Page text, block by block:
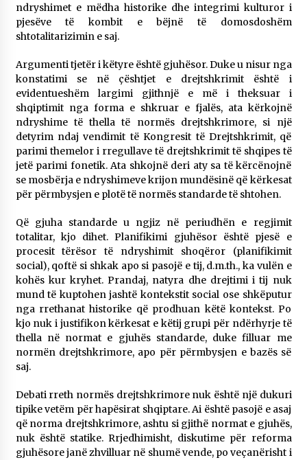
ndryshimet e mëdha historike dhe integrimi kulturor i
pjesëve të kombit e bëjnë të domosdoshëm
shtotalitarizimin e saj.
Argumenti tjetër i këtyre është gjuhësor. Duke u nisur nga
konstatimi se në çështjet e drejtshkrimit është i
evidentueshëm largimi gjithnjë e më i theksuar i
shqiptimit nga forma e shkruar e fjalës, ata kërkojnë
ndryshime të thella të normës drejtshkrimore, si një
detyrim ndaj vendimit të Kongresit të Drejtshkrimit, që
parimi themelor i rregullave të drejtshkrimit të shqipes të
jetë parimi fonetik. Ata shkojnë deri aty sa të kërcënojnë
se mosbërja e ndryshimeve krijon mundësinë që kërkesat
për përmbysjen e plotë të normës standarde të shtohen.
Që gjuha standarde u ngjiz në periudhën e regjimit
totalitar, kjo dihet. Planifikimi gjuhësor është pjesë e
procesit tërësor të ndryshimit shoqëror (planifikimit
social), qoftë si shkak apo si pasojë e tij, d.m.th., ka vulën e
kohës kur kryhet. Prandaj, natyra dhe drejtimi i tij nuk
mund të kuptohen jashtë kontekstit social ose shkëputur
nga rrethanat historike që prodhuan këtë kontekst. Po
kjo nuk i justifikon kërkesat e këtij grupi për ndërhyrje të
thella në normat e gjuhës standarde, duke filluar me
normën drejtshkrimore, apo për përmbysjen e bazës së
saj.
Debati rreth normës drejtshkrimore nuk është një dukuri
tipike vetëm për hapësirat shqiptare. Ai është pasojë e asaj
që norma drejtshkrimore, ashtu si gjithë normat e gjuhës,
nuk është statike. Rrjedhimisht, diskutime për reforma
gjuhësore janë zhvilluar në shumë vende, po veçanërisht i